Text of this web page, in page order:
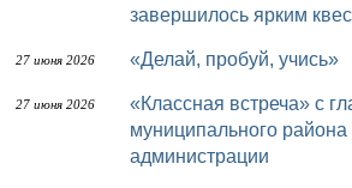
завершилось ярким
27 июня 2026 «Делай, пробуй, учись»
27 июня 2026
«Классная встреча» с главой
муниципального
администрации